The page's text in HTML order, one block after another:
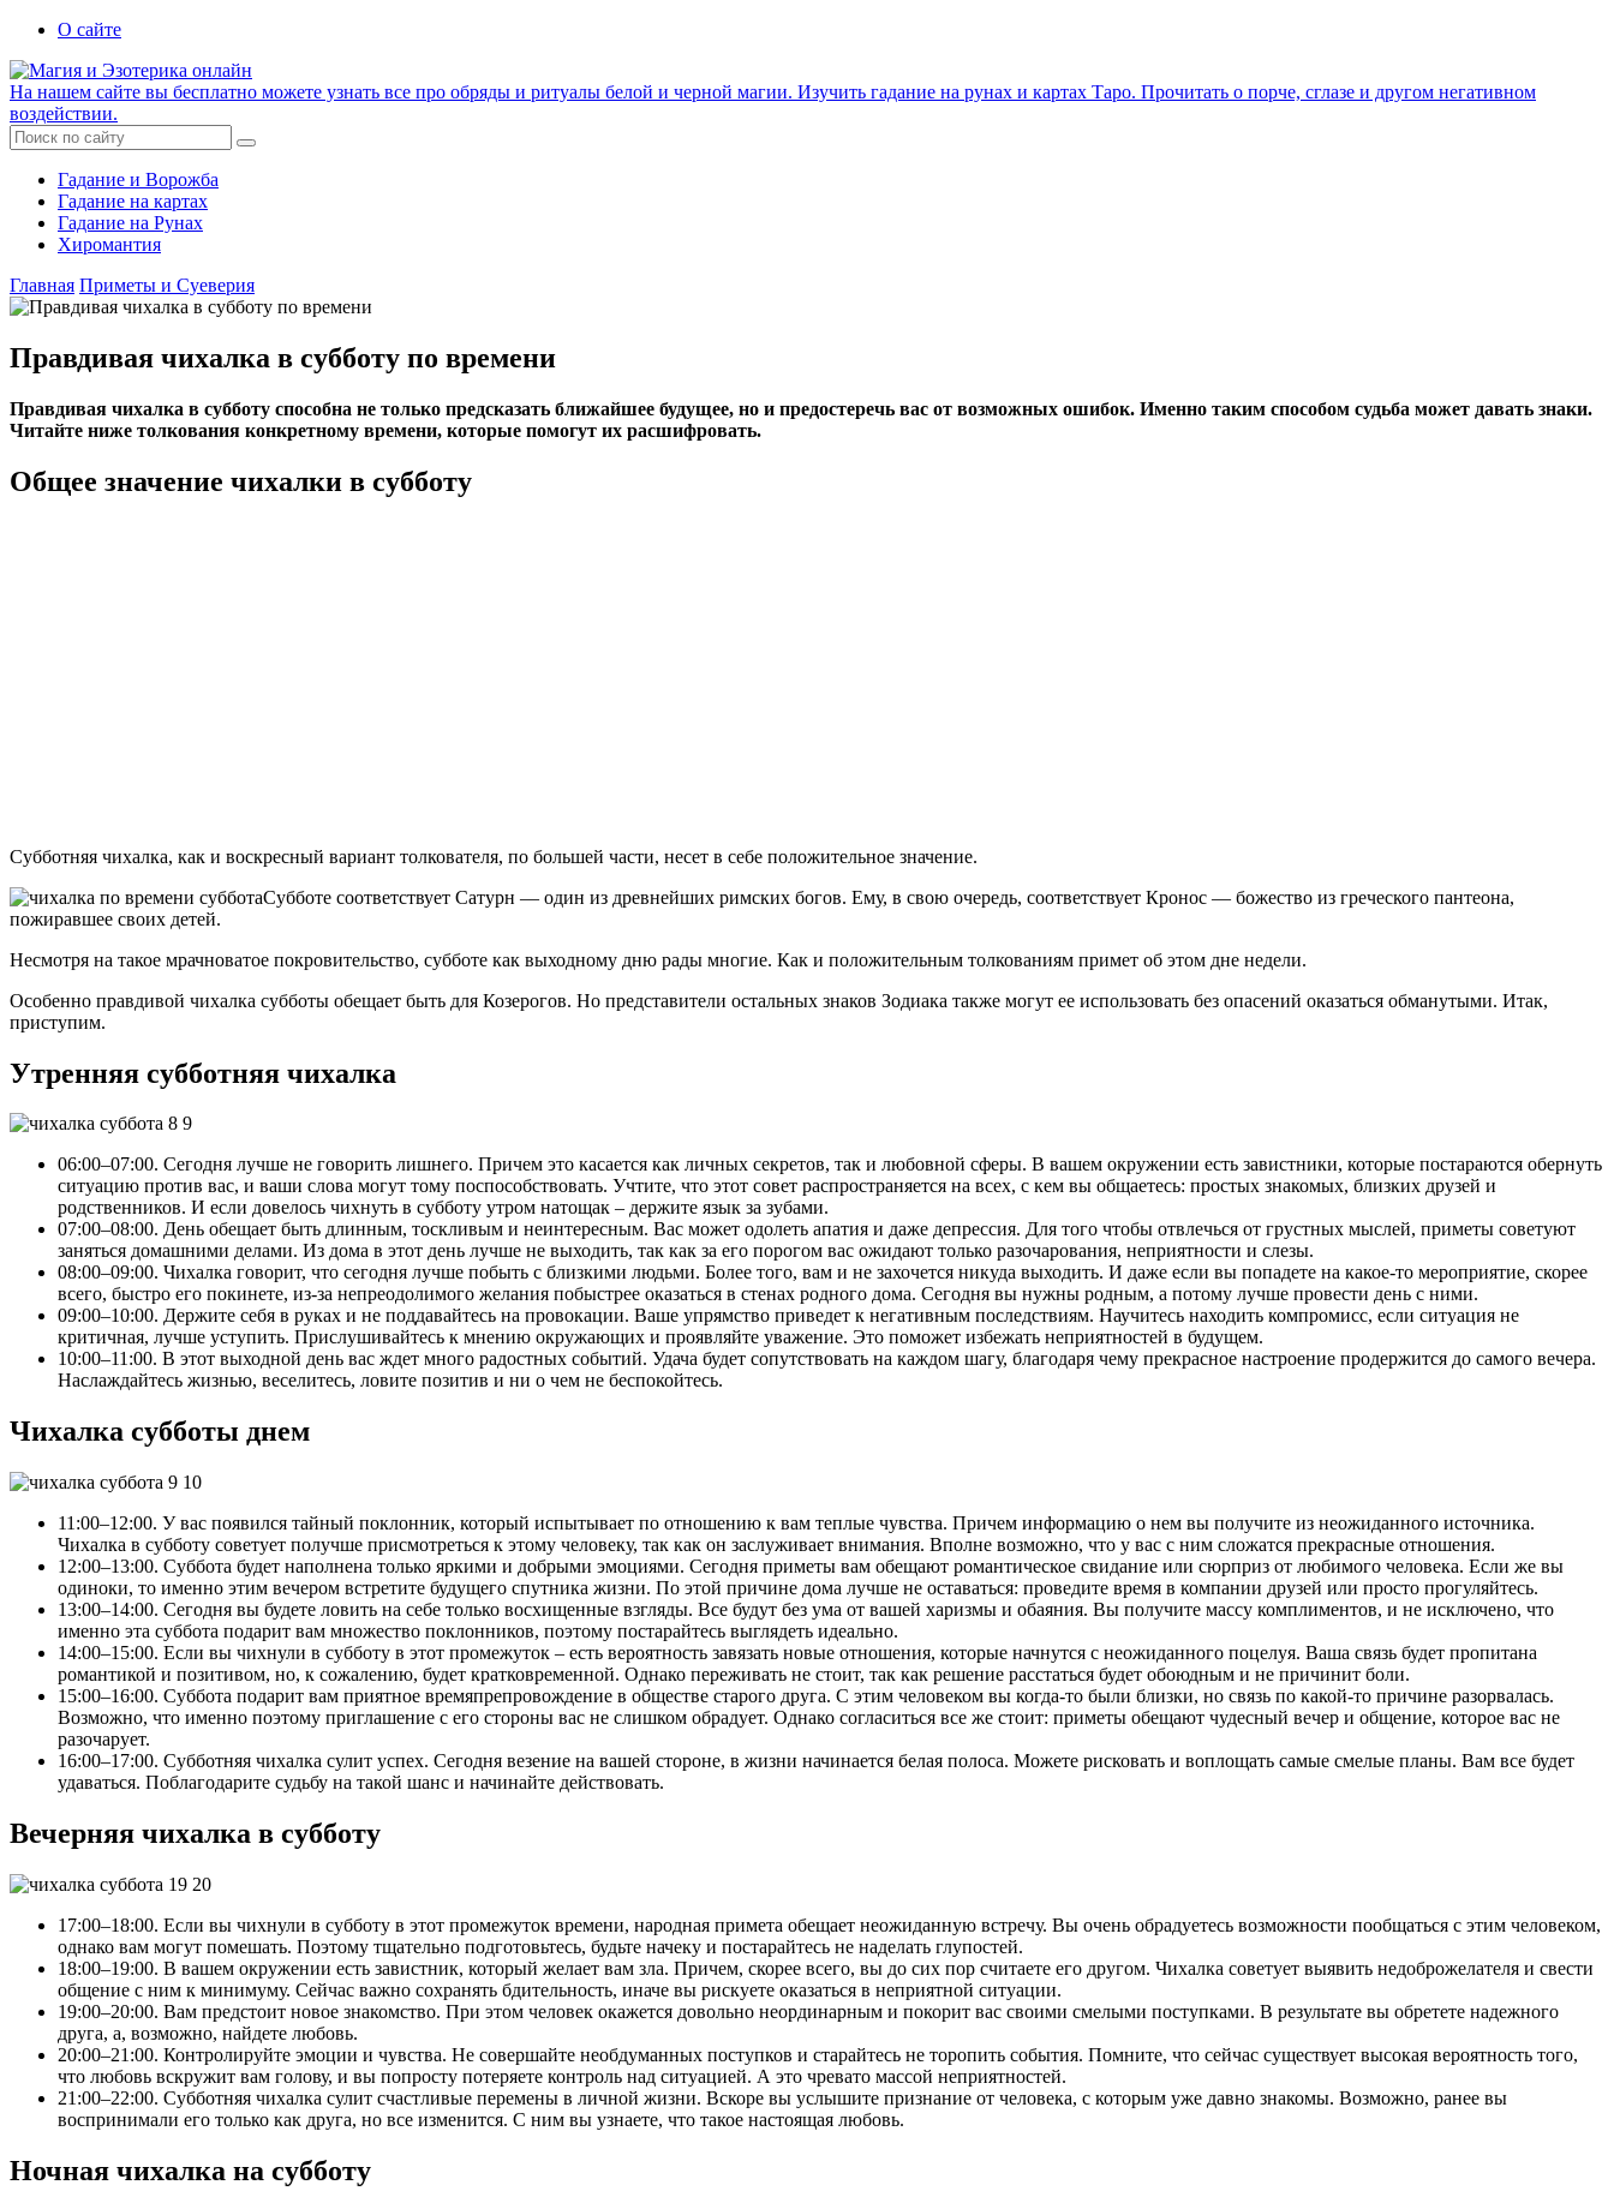
О сайте
На нашем сайте вы бесплатно можете узнать все про обряды и ритуалы белой и черной магии. Изучить гадание на рунах и картах Таро. Прочитать о порче, сглазе и другом негативном
воздействии.
Гадание и Ворожба
Гадание на картах
Гадание на Рунах
Хиромантия
Главная Приметы и Суеверия
Правдивая чихалка в субботу по времени
Правдивая чихалка в субботу способна не только предсказать ближайшее будущее, но и предостеречь вас от возможных ошибок. Именно таким способом судьба может давать знаки.
Читайте ниже толкования конкретному времени, которые помогут их расшифровать.
Общее значение чихалки в субботу
Субботняя чихалка, как и воскресный вариант толкователя, по большей части, несет в себе положительное значение.
Субботе соответствует Сатурн — один из древнейших римских богов. Ему, в свою очередь, соответствует Кронос — божество из греческого пантеона,
пожиравшее своих детей.
Несмотря на такое мрачноватое покровительство, субботе как выходному дню рады многие. Как и положительным толкованиям примет об этом дне недели.
Особенно правдивой чихалка субботы обещает быть для Козерогов. Но представители остальных знаков Зодиака также могут ее использовать без опасений оказаться обманутыми. Итак,
приступим.
Утренняя субботняя чихалка
06:00–07:00. Сегодня лучше не говорить лишнего. Причем это касается как личных секретов, так и любовной сферы. В вашем окружении есть завистники, которые постараются обернуть
ситуацию против вас, и ваши слова могут тому поспособствовать. Учтите, что этот совет распространяется на всех, с кем вы общаетесь: простых знакомых, близких друзей и
родственников. И если довелось чихнуть в субботу утром натощак – держите язык за зубами.
07:00–08:00. День обещает быть длинным, тоскливым и неинтересным. Вас может одолеть апатия и даже депрессия. Для того чтобы отвлечься от грустных мыслей, приметы советуют
заняться домашними делами. Из дома в этот день лучше не выходить, так как за его порогом вас ожидают только разочарования, неприятности и слезы.
08:00–09:00. Чихалка говорит, что сегодня лучше побыть с близкими людьми. Более того, вам и не захочется никуда выходить. И даже если вы попадете на какое-то мероприятие, скорее
всего, быстро его покинете, из-за непреодолимого желания побыстрее оказаться в стенах родного дома. Сегодня вы нужны родным, а потому лучше провести день с ними.
09:00–10:00. Держите себя в руках и не поддавайтесь на провокации. Ваше упрямство приведет к негативным последствиям. Научитесь находить компромисс, если ситуация не
критичная, лучше уступить. Прислушивайтесь к мнению окружающих и проявляйте уважение. Это поможет избежать неприятностей в будущем.
10:00–11:00. В этот выходной день вас ждет много радостных событий. Удача будет сопутствовать на каждом шагу, благодаря чему прекрасное настроение продержится до самого вечера.
Наслаждайтесь жизнью, веселитесь, ловите позитив и ни о чем не беспокойтесь.
Чихалка субботы днем
11:00–12:00. У вас появился тайный поклонник, который испытывает по отношению к вам теплые чувства. Причем информацию о нем вы получите из неожиданного источника.
Чихалка в субботу советует получше присмотреться к этому человеку, так как он заслуживает внимания. Вполне возможно, что у вас с ним сложатся прекрасные отношения.
12:00–13:00. Суббота будет наполнена только яркими и добрыми эмоциями. Сегодня приметы вам обещают романтическое свидание или сюрприз от любимого человека. Если же вы
одиноки, то именно этим вечером встретите будущего спутника жизни. По этой причине дома лучше не оставаться: проведите время в компании друзей или просто прогуляйтесь.
13:00–14:00. Сегодня вы будете ловить на себе только восхищенные взгляды. Все будут без ума от вашей харизмы и обаяния. Вы получите массу комплиментов, и не исключено, что
именно эта суббота подарит вам множество поклонников, поэтому постарайтесь выглядеть идеально.
14:00–15:00. Если вы чихнули в субботу в этот промежуток – есть вероятность завязать новые отношения, которые начнутся с неожиданного поцелуя. Ваша связь будет пропитана
романтикой и позитивом, но, к сожалению, будет кратковременной. Однако переживать не стоит, так как решение расстаться будет обоюдным и не причинит боли.
15:00–16:00. Суббота подарит вам приятное времяпрепровождение в обществе старого друга. С этим человеком вы когда-то были близки, но связь по какой-то причине разорвалась.
Возможно, что именно поэтому приглашение с его стороны вас не слишком обрадует. Однако согласиться все же стоит: приметы обещают чудесный вечер и общение, которое вас не
разочарует.
16:00–17:00. Субботняя чихалка сулит успех. Сегодня везение на вашей стороне, в жизни начинается белая полоса. Можете рисковать и воплощать самые смелые планы. Вам все будет
удаваться. Поблагодарите судьбу на такой шанс и начинайте действовать.
Вечерняя чихалка в субботу
17:00–18:00. Если вы чихнули в субботу в этот промежуток времени, народная примета обещает неожиданную встречу. Вы очень обрадуетесь возможности пообщаться с этим человеком,
однако вам могут помешать. Поэтому тщательно подготовьтесь, будьте начеку и постарайтесь не наделать глупостей.
18:00–19:00. В вашем окружении есть завистник, который желает вам зла. Причем, скорее всего, вы до сих пор считаете его другом. Чихалка советует выявить недоброжелателя и свести
общение с ним к минимуму. Сейчас важно сохранять бдительность, иначе вы рискуете оказаться в неприятной ситуации.
19:00–20:00. Вам предстоит новое знакомство. При этом человек окажется довольно неординарным и покорит вас своими смелыми поступками. В результате вы обретете надежного
друга, а, возможно, найдете любовь.
20:00–21:00. Контролируйте эмоции и чувства. Не совершайте необдуманных поступков и старайтесь не торопить события. Помните, что сейчас существует высокая вероятность того,
что любовь вскружит вам голову, и вы попросту потеряете контроль над ситуацией. А это чревато массой неприятностей.
21:00–22:00. Субботняя чихалка сулит счастливые перемены в личной жизни. Вскоре вы услышите признание от человека, с которым уже давно знакомы. Возможно, ранее вы
воспринимали его только как друга, но все изменится. С ним вы узнаете, что такое настоящая любовь.
Ночная чихалка на субботу